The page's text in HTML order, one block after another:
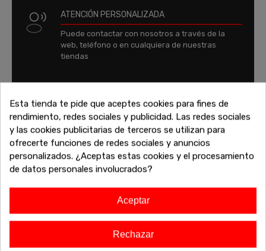
ATENCIÓN PERSONALIZADA
Puede contactar con nosotros a través de la
web, teléfono o en cualquiera de nuestras
tiendas
Puede pagar con tarjeta de crédito, Paypal,
Bizum o financiado
FINANCIA TU COMPRA
tranquilidad
Esta tienda te pide que aceptes cookies para fines de
rendimiento, redes sociales y publicidad. Las redes sociales
y las cookies publicitarias de terceros se utilizan para
ofrecerte funciones de redes sociales y anuncios
personalizados. ¿Aceptas estas cookies y el procesamiento
de datos personales involucrados?
Aceptar
Rechazar